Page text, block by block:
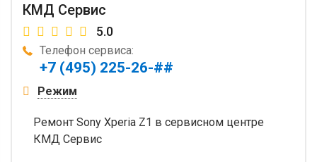
КМД Сервис
5.0
Телефон сервиса:
+7 (495) 225-26-##
Режим
Ремонт Sony Xperia Z1 в сервисном центре
КМД Сервис